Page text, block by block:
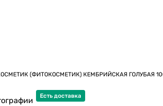
(ФИТОКОСМЕТИК) КЕМБРИЙСКАЯ ГОЛУБАЯ
Есть доставка